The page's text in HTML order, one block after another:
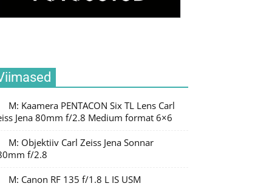
M: Kaamera PENTACON Six TL Lens Carl
Jena 80mm f/2.8 Medium format 6×6
M: Objektiiv Carl Zeiss Jena Sonnar
f/2.8
M: Canon RF 135 f/1.8 L IS USM